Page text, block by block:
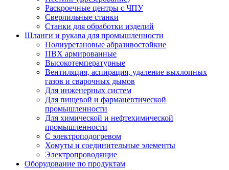
Раскроечные центры с ЧПУ
Сверлильные станки
Станки для обработки изделий
Шланги и рукава для промышленности
Полиуретановые абразивостойкие
ПВХ армированные
Высокотемпературные
Вентиляция, аспирация, удаление выхлопных
газов и сварочных дымов
Для инженерных систем
Для пищевой и фармацевтической
промышленности
Для химической и нефтехимической
промышленности
С электроподогревом
Хомуты и соединительные элементы
Электропроводящие
Оборудование по продуктам